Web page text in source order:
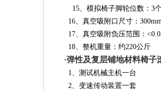
15、模拟椅子脚轮位数：3
16、真空吸附口尺寸：
17、真空吸附负压范围：
18、整机重量：约220公斤
·弹性及复层铺地材料椅子
1、测试机械主机一台
2、变速传动装置一套